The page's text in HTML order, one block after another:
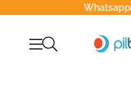
Whatsapp